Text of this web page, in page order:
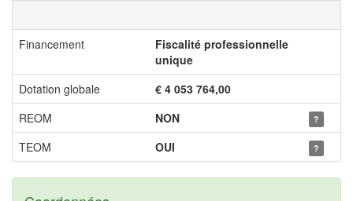
Financement
Fiscalité professionnelle
unique
Dotation globale
€ 4 053 764,00
REOM
NON ?
TEOM OUI ?